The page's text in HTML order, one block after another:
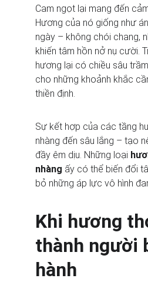
Cam ngọt lại mang đến
Hương của nó giống như
ngày – không chói chang,
khiến tâm hồn nở nụ cười.
hương lại có chiều sâu
cho những khoảnh khắc
thiền định.
Sự kết hợp của các tầng
nhàng đến sâu lắng – tạo
đầy êm dịu. Những loại
nhàng ấy có thể biến đổi
bỏ những áp lực vô hình
Khi hương
thành người
hành